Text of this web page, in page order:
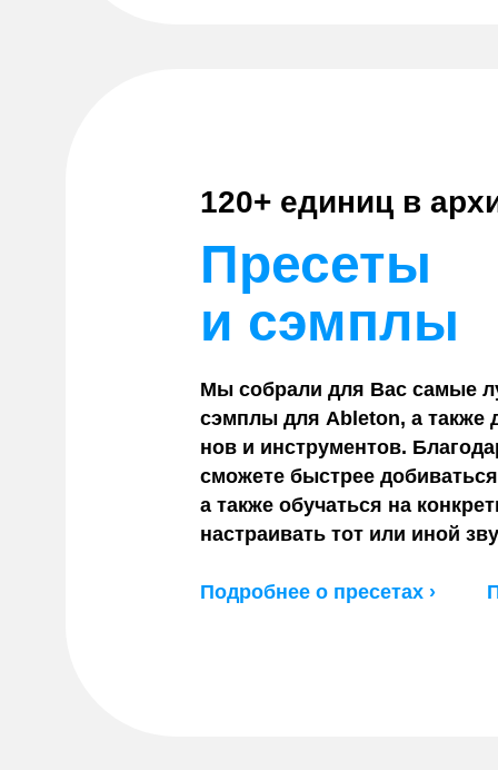
Мы собрали для Вас самые
сэмплы для Ableton, а также
нов и инструментов.
сможете быстрее
а также обучаться на
настраивать тот или иной
120+ единиц в
Подробнее о пресетах ›
Пресеты
и сэмплы